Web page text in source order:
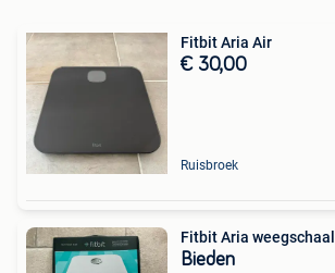
Fitbit Aria Air
€ 30,00
Ruisbroek
Fitbit Aria weegschaal
Bieden